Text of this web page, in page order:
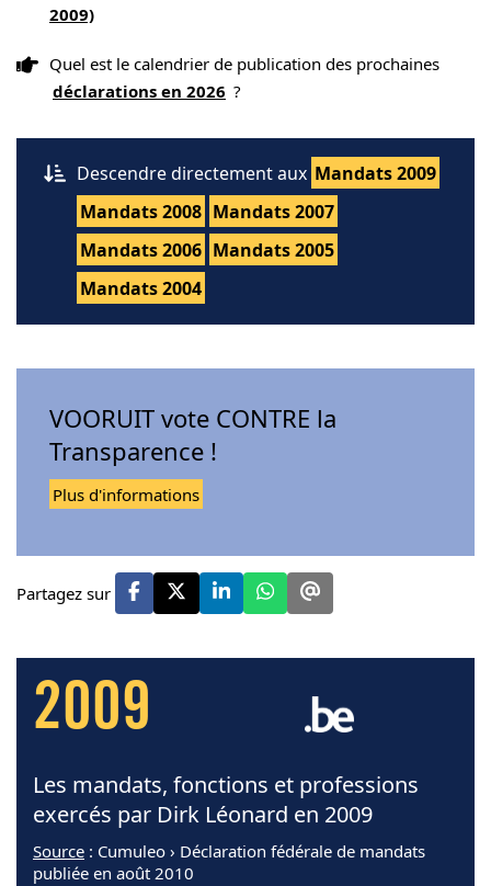
2009)
Quel est le calendrier de publication des prochaines
déclarations en 2026 ?
Descendre directement aux Mandats 2009
Mandats 2008 Mandats 2007
Mandats 2006 Mandats 2005
Mandats 2004
VOORUIT vote CONTRE la
Transparence !
Plus d'informations
Partagez sur
2009
Les mandats, fonctions et professions
exercés par Dirk Léonard en 2009
Source : Cumuleo › Déclaration fédérale de mandats
publiée en août 2010